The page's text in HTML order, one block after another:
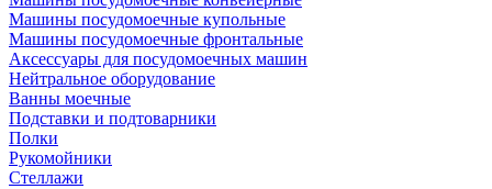
Машины посудомоечные купольные
Машины посудомоечные фронтальные
Аксессуары для посудомоечных машин
Нейтральное оборудование
Ванны моечные
Подставки и подтоварники
Полки
Рукомойники
Стеллажи